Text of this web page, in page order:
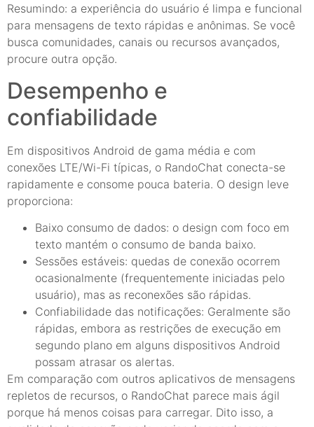
Resumindo: a experiência do usuário é limpa e funcional
para mensagens de texto rápidas e anônimas. Se você
busca comunidades, canais ou recursos avançados,
procure outra opção.
Desempenho e
confiabilidade
Em dispositivos Android de gama média e com
conexões LTE/Wi-Fi típicas, o RandoChat conecta-se
rapidamente e consome pouca bateria. O design leve
proporciona:
Baixo consumo de dados: o design com foco em
texto mantém o consumo de banda baixo.
Sessões estáveis: quedas de conexão ocorrem
ocasionalmente (frequentemente iniciadas pelo
usuário), mas as reconexões são rápidas.
Confiabilidade das notificações: Geralmente são
rápidas, embora as restrições de execução em
segundo plano em alguns dispositivos Android
possam atrasar os alertas.
Em comparação com outros aplicativos de mensagens
repletos de recursos, o RandoChat parece mais ágil
porque há menos coisas para carregar. Dito isso, a